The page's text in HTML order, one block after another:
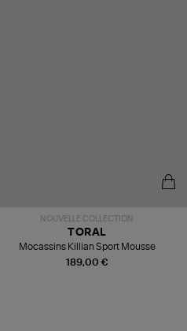
NOUVELLE COLLECTION
189,00 €
TORAL
Mocassins Killian Sport Mousse